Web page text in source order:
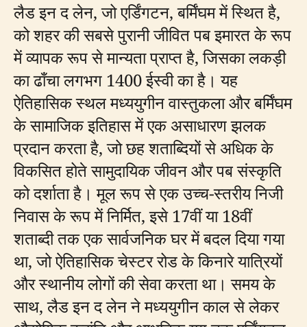
लैड इन द लेन, जो एर्डिंगटन, बर्मिंघम में स्थित है,
को शहर की सबसे पुरानी जीवित पब इमारत के रूप
में व्यापक रूप से मान्यता प्राप्त है, जिसका लकड़ी
का ढाँचा लगभग 1400 ईस्वी का है। यह
ऐतिहासिक स्थल मध्ययुगीन वास्तुकला और बर्मिंघम
के सामाजिक इतिहास में एक असाधारण झलक
प्रदान करता है, जो छह शताब्दियों से अधिक के
विकसित होते सामुदायिक जीवन और पब संस्कृति
को दर्शाता है। मूल रूप से एक उच्च-स्तरीय निजी
निवास के रूप में निर्मित, इसे 17वीं या 18वीं
शताब्दी तक एक सार्वजनिक घर में बदल दिया गया
था, जो ऐतिहासिक चेस्टर रोड के किनारे यात्रियों
और स्थानीय लोगों की सेवा करता था। समय के
साथ, लैड इन द लेन ने मध्ययुगीन काल से लेकर